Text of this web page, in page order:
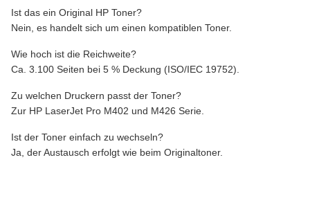
Ist das ein Original HP Toner?
Nein, es handelt sich um einen kompatiblen Toner.
Wie hoch ist die Reichweite?
Ca. 3.100 Seiten bei 5 % Deckung (ISO/IEC 19752).
Zu welchen Druckern passt der Toner?
Zur HP LaserJet Pro M402 und M426 Serie.
Ist der Toner einfach zu wechseln?
Ja, der Austausch erfolgt wie beim Originaltoner.